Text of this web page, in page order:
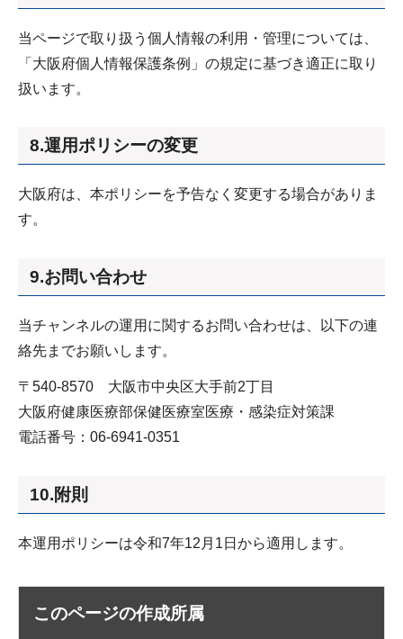
当ページで取り扱う個人情報の利用・管理については、
「大阪府個人情報保護条例」の規定に基づき適正に取り
扱います。
8.運用ポリシーの変更
大阪府は、本ポリシーを予告なく変更する場合がありま
す。
9.お問い合わせ
当チャンネルの運用に関するお問い合わせは、以下の連
絡先までお願いします。
〒540-8570 大阪市中央区大手前2丁目
大阪府健康医療部保健医療室医療・感染症対策課
電話番号：06-6941-0351
10.附則
本運用ポリシーは令和7年12月1日から適用します。
このページの作成所属